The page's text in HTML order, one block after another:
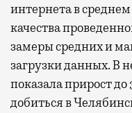
интернета в
качества
замеры средних и
загрузки данных. В
показала прирост
добиться в